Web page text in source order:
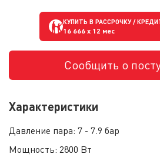
КУПИТЬ В РАССРОЧКУ /
16 666 x 12 мес
Сообщить о
Характеристики
Давление пара: 7 - 7.9 бар
Мощность: 2800 Вт